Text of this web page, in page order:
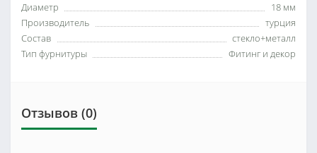
Диаметр
18 мм
Производитель
турция
Состав
стекло+металл
Тип фурнитуры
Фитинг и декор
Отзывов (0)